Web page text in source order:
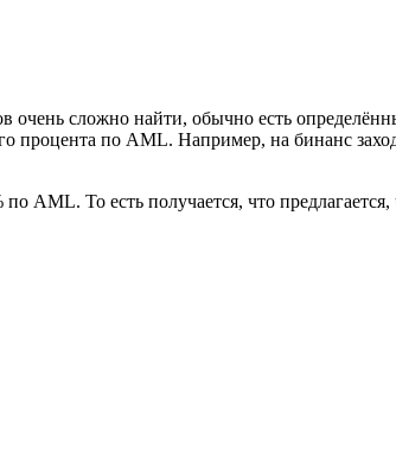
сложно найти, обычно есть
процента по AML. Например, на бинанс
AML. То есть получается, что